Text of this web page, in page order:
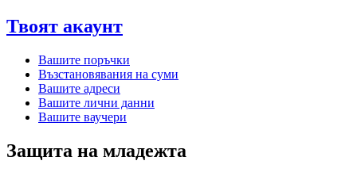
Твоят акаунт
Вашите поръчки
Възстановявания на суми
Вашите адреси
Вашите лични данни
Вашите ваучери
Защита на младежта